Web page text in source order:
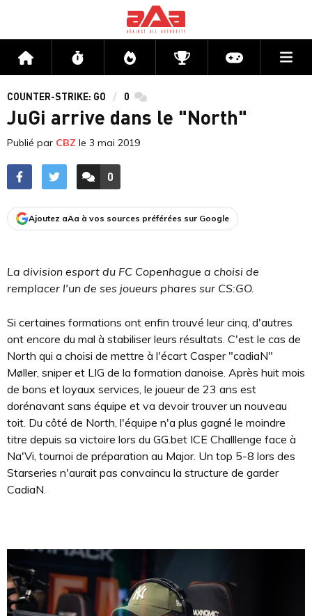
Accueil Flux Directs CompétitionsActu jeux
COUNTER-STRIKE: GO 0 commentaires
JuGi arrive dans le "North"
Publié par CBZ le 3 mai 2019
ACCÉDER AUX
0
COMMENTAIRES
Ajoutez aAa à vos sources préférées sur Google
La division esport du FC Copenhague a choisi de
remplacer l'un de ses joueurs phares sur CS:GO.
Si certaines formations ont enfin trouvé leur cinq, d'autres
ont encore du mal à stabiliser leurs résultats. C'est le cas de
North qui a choisi de mettre à l'écart Casper "cadiaN"
Møller, sniper et LIG de la formation danoise. Après huit mois
de bons et loyaux services, le joueur de 23 ans est
dorénavant sans équipe et va devoir trouver un nouveau
toit. Du côté de North, l'équipe n'a plus gagné le moindre
titre depuis sa victoire lors du GG.bet ICE Challlenge face à
Na'Vi, tournoi de préparation au Major. Un top 5-8 lors des
Starseries n'aurait pas convaincu la structure de garder
CadiaN.